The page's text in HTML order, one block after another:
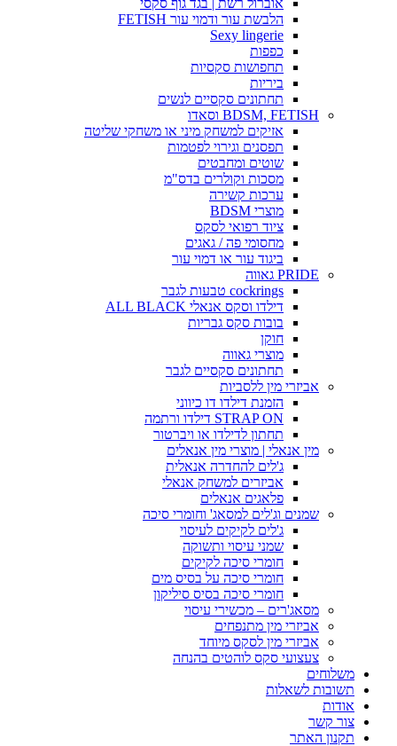
הלבשת עור ודמוי עור FETISH
Sexy lingerie
כפפות
תחפושות סקסיות
ביריות
תחתונים סקסיים לנשים
BDSM, FETISH וסאדו
אזיקים למשחק מיני או משחקי שליטה
תפסנים וגירוי לפטמות
שוטים ומחבטים
מסכות וקולרים בדס"מ
ערכות קשירה
מוצרי BDSM
ציוד רפואי לסקס
מחסומי פה / גאגים
ביגוד עור או דמוי עור
PRIDE גאווה
cockrings טבעות לגבר
דילדו וסקס אנאלי ALL BLACK
בובות סקס גבריות
חוקן
מוצרי גאווה
תחתונים סקסיים לגבר
אביזרי מין ללסביות
הזמנת דילדו דו כיווני
STRAP ON דילדו ורתמה
תחתון לדילדו או ויברטור
מין אנאלי | מוצרי מין אנאלים
ג'לים להחדרה אנאלית
אביזרים למשחק אנאלי
פלאגים אנאלים
שמנים וג'לים למסאג' וחומרי סיכה
ג'לים לקיקים לעיסוי
שמני עיסוי ותשוקה
חומרי סיכה לקיקים
חומרי סיכה על בסיס מים
חומרי סיכה בסיס סיליקון
מסאג'רים – מכשירי עיסוי
אביזרי מין מתנפחים
אביזרי מין לסקס מיוחד
צעצועי סקס לוהטים בהנחה
משלוחים
תשובות לשאלות
אודות
צור קשר
תקנון האתר